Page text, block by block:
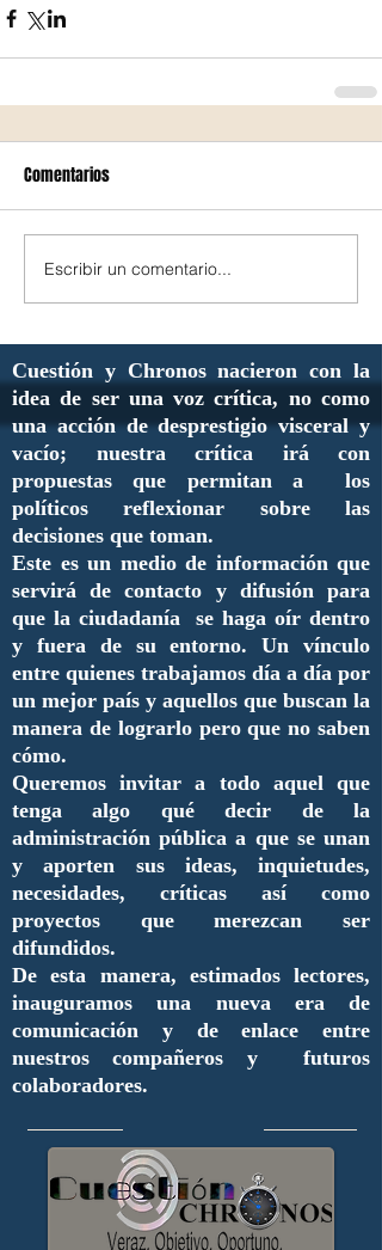
Comentarios
Escribir un comentario...
Cuestión y Chronos nacieron con la
idea de ser una voz crítica, no como
una acción de desprestigio visceral y
vacío; nuestra crítica irá con
propuestas que permitan a los
políticos reflexionar sobre las
decisiones que toman.
Este es un medio de información que
servirá de contacto y difusión para
que la ciudadanía se haga oír dentro
y fuera de su entorno. Un vínculo
entre quienes trabajamos día a día por
un mejor país y aquellos que buscan la
manera de lograrlo pero que no saben
cómo.
Queremos invitar a todo aquel que
tenga algo qué decir de la
administración pública a que se unan
y aporten sus ideas, inquietudes,
necesidades, críticas así como
proyectos que merezcan ser
difundidos.
De esta manera, estimados lectores,
inauguramos una nueva era de
comunicación y de enlace entre
nuestros compañeros y futuros
colaboradores.